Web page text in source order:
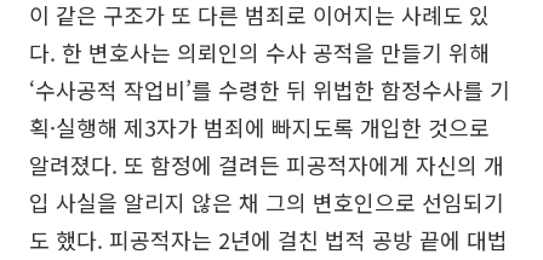
이 같은 구조가 또 다른 범죄로 이어지는 사례도 있
다. 한 변호사는 의뢰인의 수사 공적을 만들기 위해
‘수사공적 작업비’를 수령한 뒤 위법한 함정수사를 기
획·실행해 제3자가 범죄에 빠지도록 개입한 것으로
알려졌다. 또 함정에 걸려든 피공적자에게 자신의 개
입 사실을 알리지 않은 채 그의 변호인으로 선임되기
도 했다. 피공적자는 2년에 걸친 법적 공방 끝에 대법